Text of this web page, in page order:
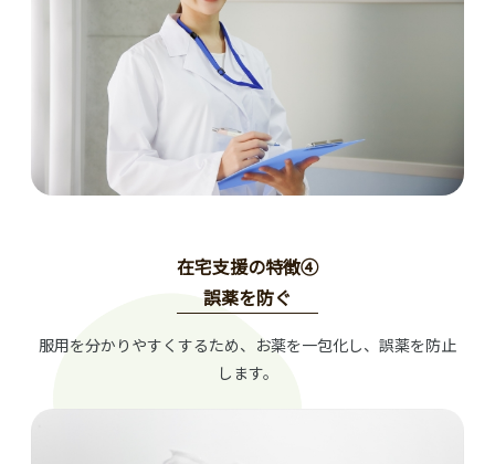
在宅支援の特徴④
誤薬を防ぐ
服用を分かりやすくするため、お薬を一包化し、誤薬を防止
します。